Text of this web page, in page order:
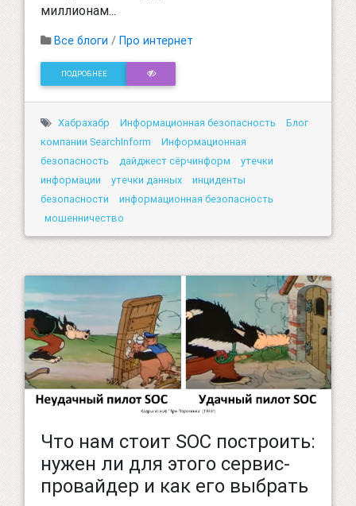
миллионам...
Все блоги / Про интернет
ПОДРОБНЕЕ
Хабрахабр Информационная безопасность
Блог
компании SearchInform
Информационная
безопасность
дайджест сёрчинформ
утечки
информации
утечки данных
инциденты
безопасности
информационная безопасность
мошенничество
Что нам стоит SOC построить:
нужен ли для этого сервис-
провайдер и как его выбрать